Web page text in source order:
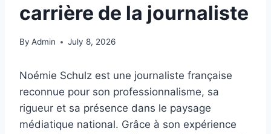
carrière de la journaliste
By Admin July 8, 2026
Noémie Schulz est une journaliste française
reconnue pour son professionnalisme, sa
rigueur et sa présence dans le paysage
médiatique national. Grâce à son expérience